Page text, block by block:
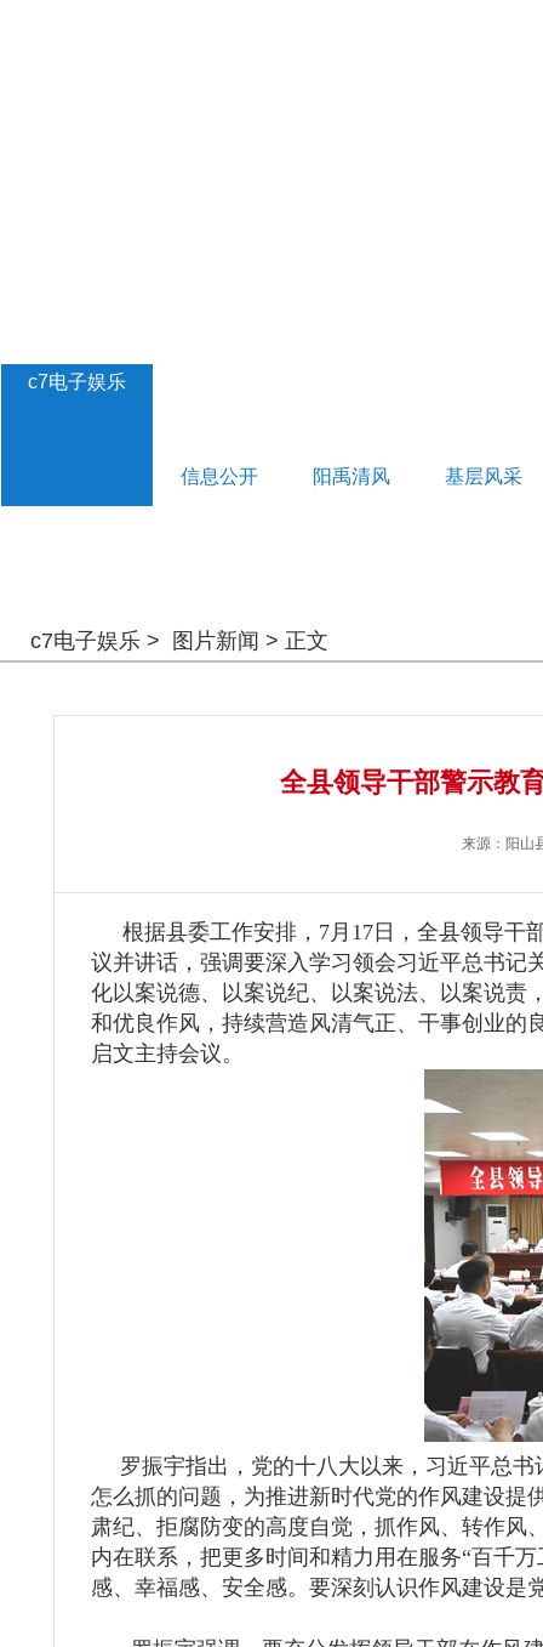
c7电子娱乐
信息公开 阳禹清风 基层风采
c7电子娱乐 > 图片新闻 > 正文
全县领导干部警示教
来源： 阳山
根据县委工作安排，7月17日，全县领导干
议并讲话，强调要深入学习领会习近平总书记
化以案说德、以案说纪、以案说法、以案说责
和优良作风，持续营造风清气正、干事创业的
启文主持会议。
罗振宇指出，党的十八大以来，习近平总书
怎么抓的问题，为推进新时代党的作风建设提
肃纪、拒腐防变的高度自觉，抓作风、转作风
内在联系，把更多时间和精力用在服务“百千
感、幸福感、安全感。要深刻认识作风建设是